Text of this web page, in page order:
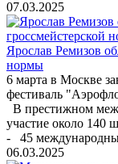
07.03.2025
Ярослав Ремизов
нормы
6 марта в Москве
фестиваль
В престижном
участие около 140
- 45
06.03.2025